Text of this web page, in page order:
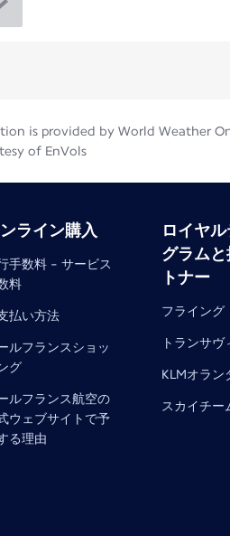
is provided by World Weather
of EnVols
ライン購入
手数料 - サービス
料
払い方法
ルフランスショッ
グ
ルフランス航空の
ウェブサイトで予
る理由
ロイヤ
グラム
トナー
フライング
トランサヴ
KLMオラン
スカイチー